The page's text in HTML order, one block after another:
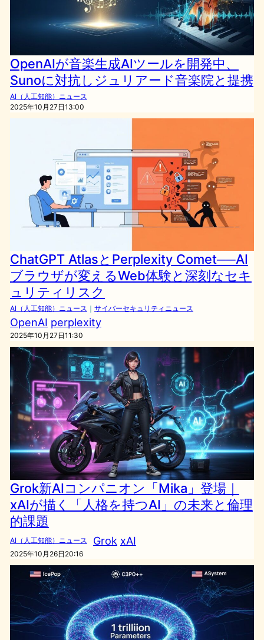
OpenAIが音楽生成AIツールを開発中、
Sunoに対抗しジュリアード音楽院と提携
AI（人工知能）ニュース
2025年10月27日13:00
ChatGPT AtlasとPerplexity Comet──AI
ブラウザが変えるWeb体験と深刻なセキ
ュリティリスク
AI（人工知能）ニュース ｜ サイバーセキュリティニュース
OpenAI perplexity
2025年10月27日11:30
Grok新AIコンパニオン「Mika」登場｜
xAIが描く「人格を持つAI」の未来と倫理
的課題
AI（人工知能）ニュース Grok xAI
2025年10月26日20:16